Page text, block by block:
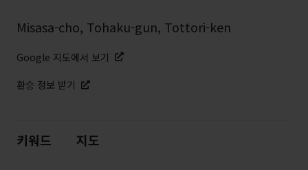
Misasa-cho, Tohaku-gun, Tottori-ken
Google 지도에서 보기
환승 정보 받기
키워드 지도